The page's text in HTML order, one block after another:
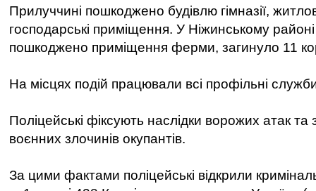
Прилуччині пошкоджено будівлю гімназії,
господарські приміщення. У Ніжинському
пошкоджено приміщення ферми, загинуло 11
На місцях подій працювали всі профільні
Поліцейські фіксують наслідки ворожих атак
воєнних злочинів окупантів.
За цими фактами поліцейські відкрили